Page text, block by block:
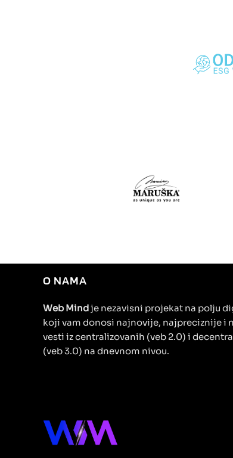
O NAMA
Web Mindje nezavisni projekat na polju
koji vam donosi najnovije, najpreciznije i
vesti iz centralizovanih (veb 2.0) i
(veb 3.0) na dnevnom nivou.